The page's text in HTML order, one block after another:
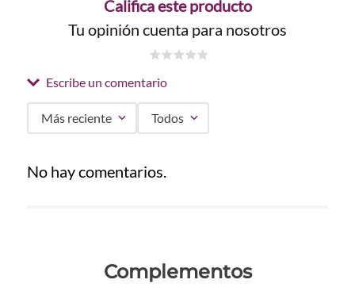
Califica este producto
Tu opinión cuenta para nosotros
Escribe un comentario
Título
Más reciente Todos
No hay comentarios.
Complementos